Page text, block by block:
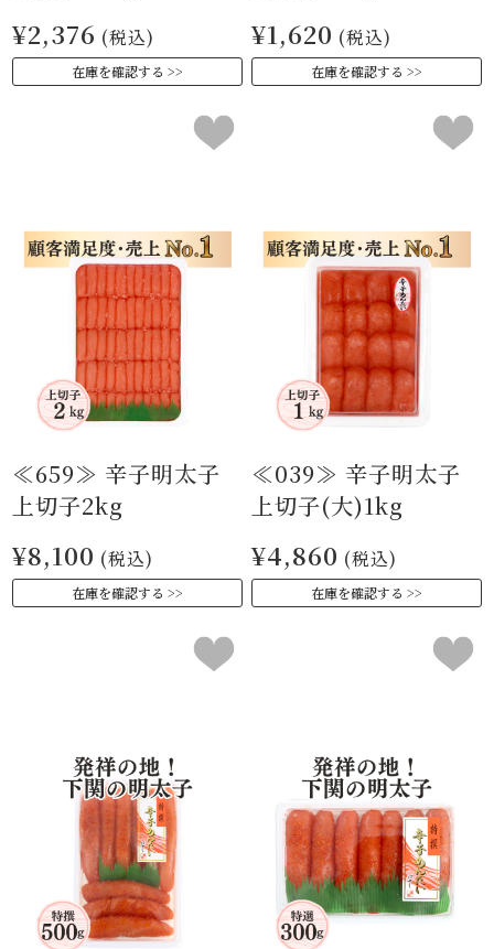
¥2,376 (税込)
在庫を確認する
¥1,620 (税込)
在庫を確認する
≪659≫ 辛子明太子
上切子2kg
¥8,100 (税込)
在庫を確認する
≪039≫ 辛子明太子
上切子(大)1kg
¥4,860 (税込)
在庫を確認する